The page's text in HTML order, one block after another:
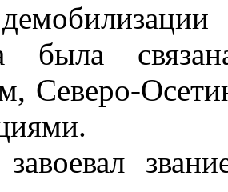
была
Северо-